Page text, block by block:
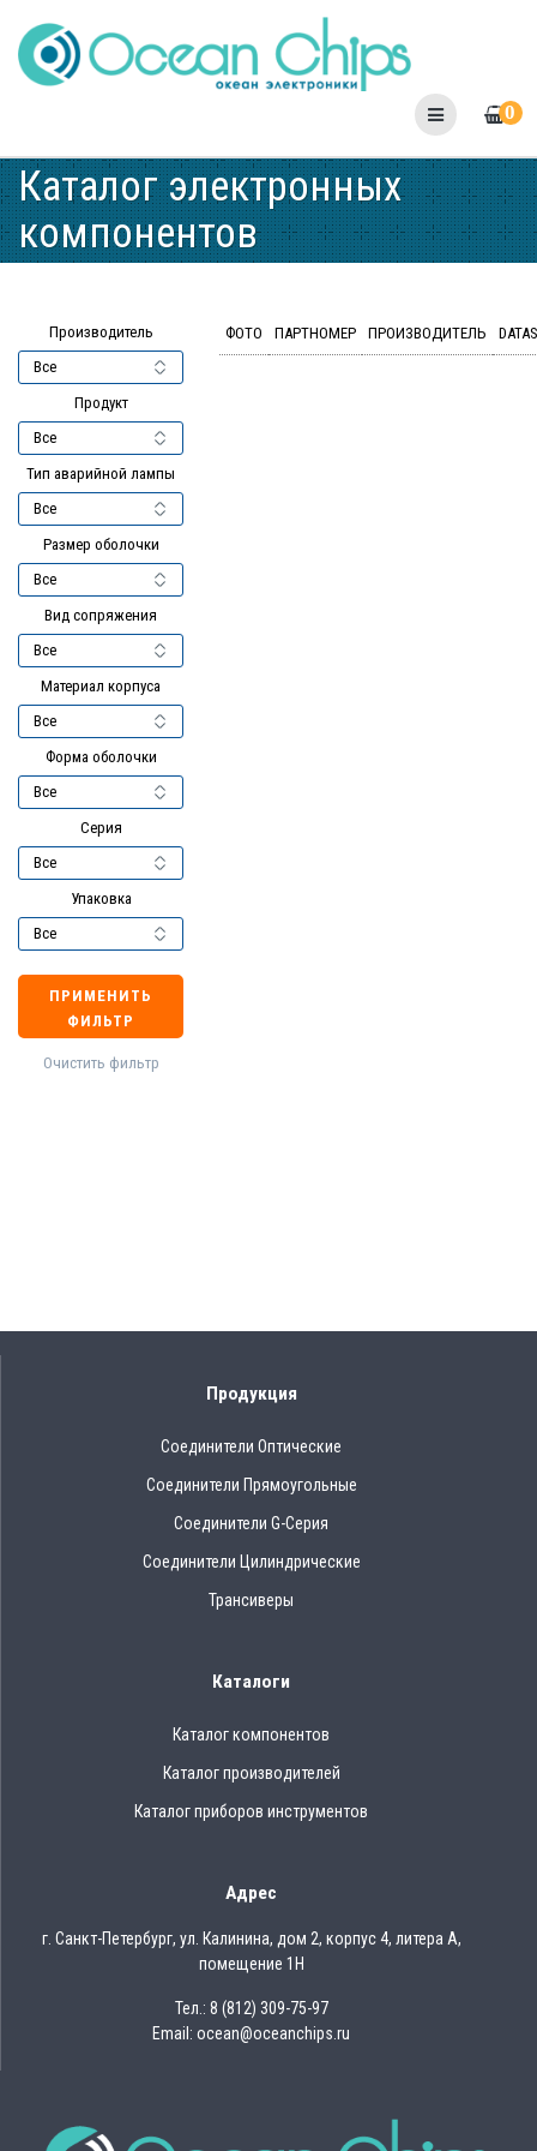
to
content
0
Каталог электронных
компонентов
Производитель
Продукт
Тип аварийной лампы
Размер оболочки
Вид сопряжения
Материал корпуса
Форма оболочки
Серия
Упаковка
ПРИМЕНИТЬ
ФИЛЬТР
Очистить фильтр
ФОТО ПАРТНОМЕР ПРОИЗВОДИТЕЛЬ
Продукция
Соединители Оптические
Соединители Прямоугольные
Соединители G-Серия
Соединители Цилиндрические
Трансиверы
Каталоги
Каталог компонентов
Каталог производителей
Каталог приборов инструментов
Адрес
г. Санкт-Петербург, ул. Калинина, дом 2, корпус 4, литера А,
помещение 1Н
Тел.: 8 (812) 309-75-97
Email: ocean@oceanchips.ru